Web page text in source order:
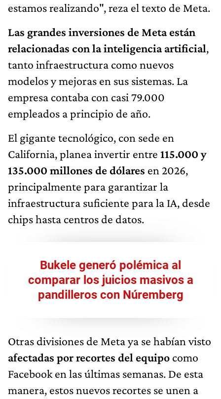
estamos realizando", reza el texto de Meta.
Las grandes inversiones de Meta están
relacionadas con la inteligencia artificial,
tanto infraestructura como nuevos
modelos y mejoras en sus sistemas. La
empresa contaba con casi 79.000
empleados a principio de año.
El gigante tecnológico, con sede en
California, planea invertir entre 115.000 y
135.000 millones de dólares en 2026,
principalmente para garantizar la
infraestructura suficiente para la IA, desde
chips hasta centros de datos.
Bukele generó polémica al
comparar los juicios masivos a
pandilleros con Núremberg
Otras divisiones de Meta ya se habían visto
afectadas por recortes del equipo como
Facebook en las últimas semanas. De esta
manera, estos nuevos recortes se unen a